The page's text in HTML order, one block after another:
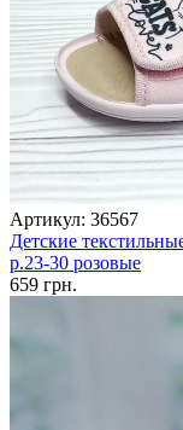
Артикул: 36567
Детские
р.23-30 розовые
659 грн.